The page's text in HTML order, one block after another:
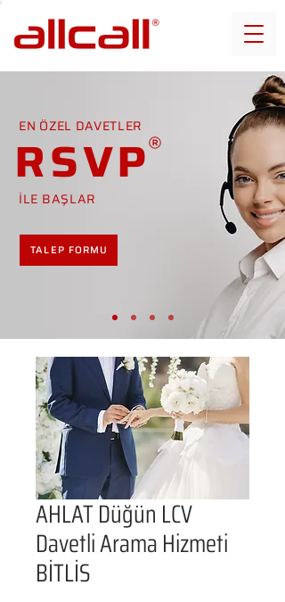
EN ÖZEL DAVETLER
RSVP
İLE BAŞLAR
TALEP FORMU
AHLAT Düğün LCV
Davetli Arama Hizmeti
BİTLİS